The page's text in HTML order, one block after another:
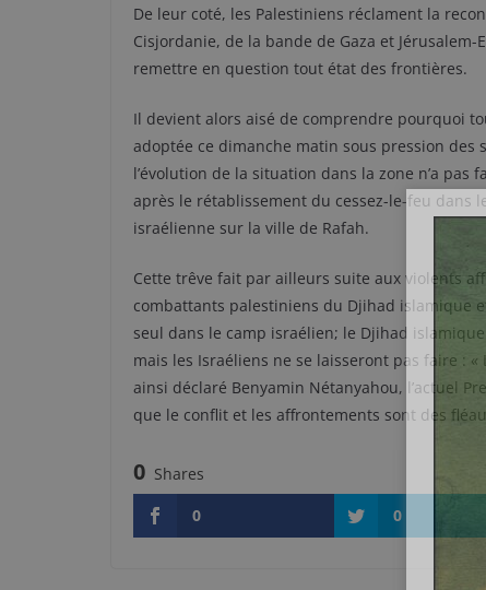
De leur coté, les Palestiniens réclament la
Cisjordanie, de la bande de Gaza et
remettre en question tout état des frontières.
Il devient alors aisé de comprendre pourquoi
adoptée ce dimanche matin sous pression
l’évolution de la situation dans la zone n’a
après le rétablissement du cessez-le-feu dans
israélienne sur la ville de Rafah.
Cette trêve fait par ailleurs suite aux violents
combattants palestiniens du Djihad islamique
seul dans le camp israélien; le Djihad
mais les Israéliens ne se laisseront pas faire :
ainsi déclaré Benyamin Nétanyahou, l’actuel
que le conflit et les affrontements sont des
0 Shares
0
0